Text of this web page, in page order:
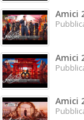
Amici
Amici
Amici